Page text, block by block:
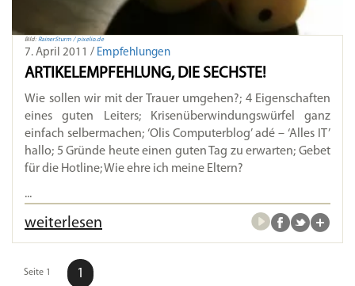
Bild: RainerSturm / pixelio.de
7. April 2011 / Empfehlungen
ARTIKELEMPFEHLUNG, DIE SECHSTE!
Wie sollen wir mit der Trauer umgehen?; 4 Eigenschaften
eines guten Leiters; Krisenüberwindungswürfel ganz
einfach selbermachen; ‘Olis Computerblog’ adé – ‘Alles IT’
hallo; 5 Gründe heute einen guten Tag zu erwarten; Gebet
für die Hotline; Wie ehre ich meine Eltern?
...
weiterlesen
Seite 1 1